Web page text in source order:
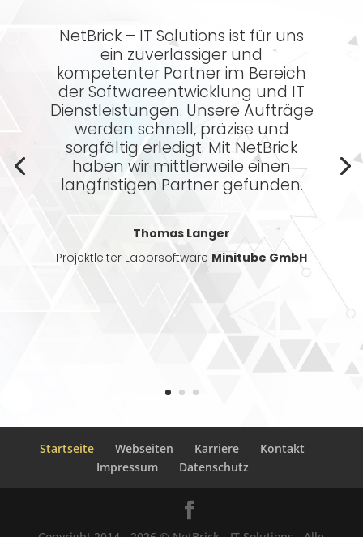
NetBrick – IT Solutions ist für uns
ein zuverlässiger und
kompetenter Partner im Bereich
der Softwareentwicklung und IT
Dienstleistungen. Unsere Aufträge
werden schnell, präzise und
sorgfältig erledigt. Mit NetBrick
haben wir mittlerweile einen
langfristigen Partner gefunden.
Thomas Langer
Projektleiter Laborsoftware Minitube GmbH
Startseite Webseiten Karriere
Kontakt
Impressum
Datenschutz